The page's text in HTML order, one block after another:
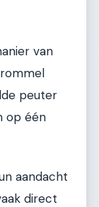
van
peuter
op één
aandacht
direct